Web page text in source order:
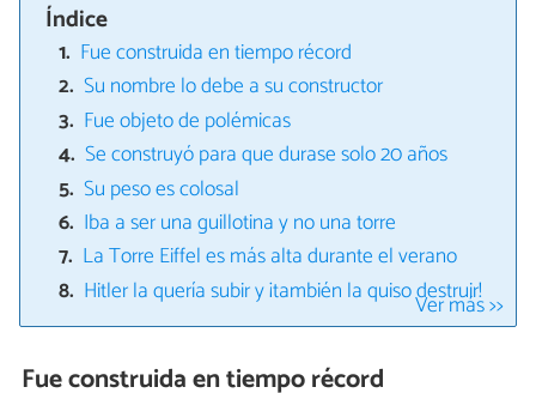
Índice
Fue construida en tiempo récord
Su nombre lo debe a su constructor
Fue objeto de polémicas
Se construyó para que durase solo 20 años
Su peso es colosal
Iba a ser una guillotina y no una torre
La Torre Eiffel es más alta durante el verano
Hitler la quería subir y ¡también la quiso destruir!
Ver más >>
Fue construida en tiempo récord